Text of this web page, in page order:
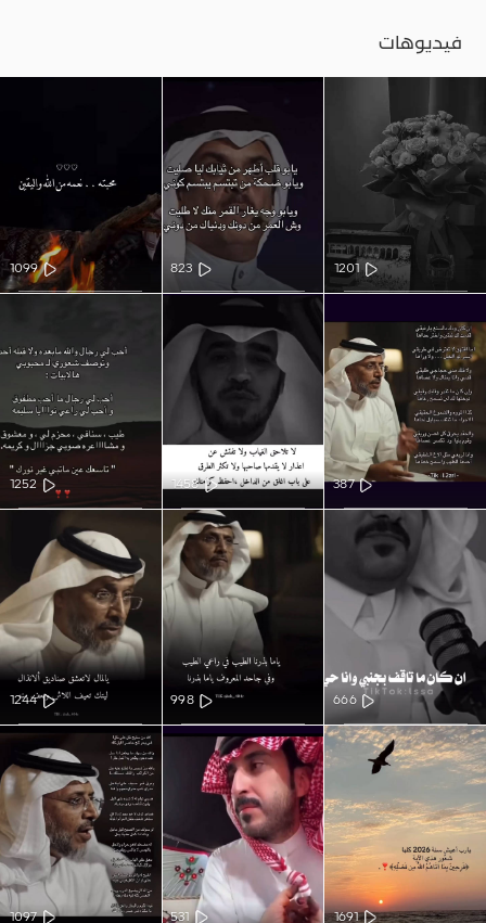
فيديوهات
1201
823
1099
387
1458
1252
666
998
1244
1691
531
1097